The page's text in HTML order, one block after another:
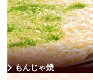
もんじゃ焼